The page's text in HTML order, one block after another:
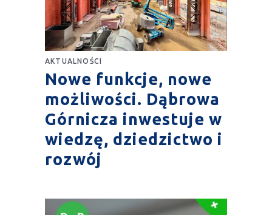
AKTUALNOŚCI
Nowe funkcje, nowe
możliwości. Dąbrowa
Górnicza inwestuje w
wiedzę, dziedzictwo i
rozwój